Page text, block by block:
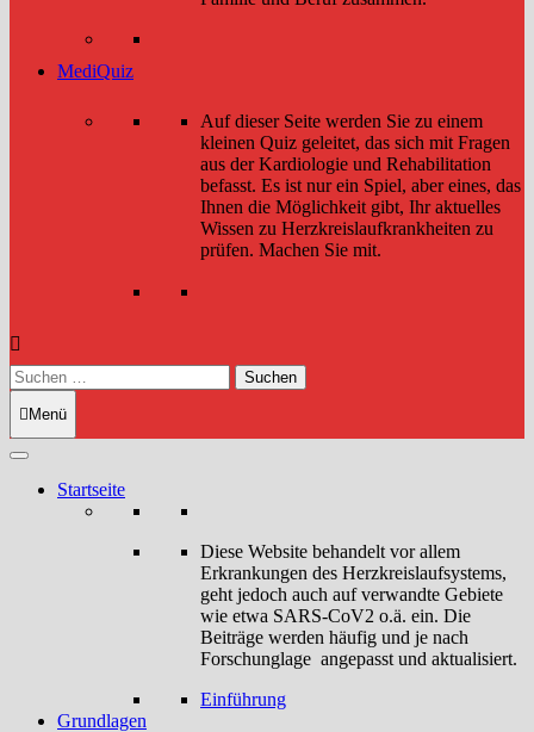
MediQuiz
Auf dieser Seite werden Sie zu einem
kleinen Quiz geleitet, das sich mit Fragen
aus der Kardiologie und Rehabilitation
befasst. Es ist nur ein Spiel, aber eines, das
Ihnen die Möglichkeit gibt, Ihr aktuelles
Wissen zu Herzkreislaufkrankheiten zu
prüfen. Machen Sie mit.
Suchen
nach:
Menü
Startseite
Diese Website behandelt vor allem
Erkrankungen des Herzkreislaufsystems,
geht jedoch auch auf verwandte Gebiete
wie etwa SARS-CoV2 o.ä. ein. Die
Beiträge werden häufig und je nach
Forschunglage angepasst und aktualisiert.
Einführung
Grundlagen